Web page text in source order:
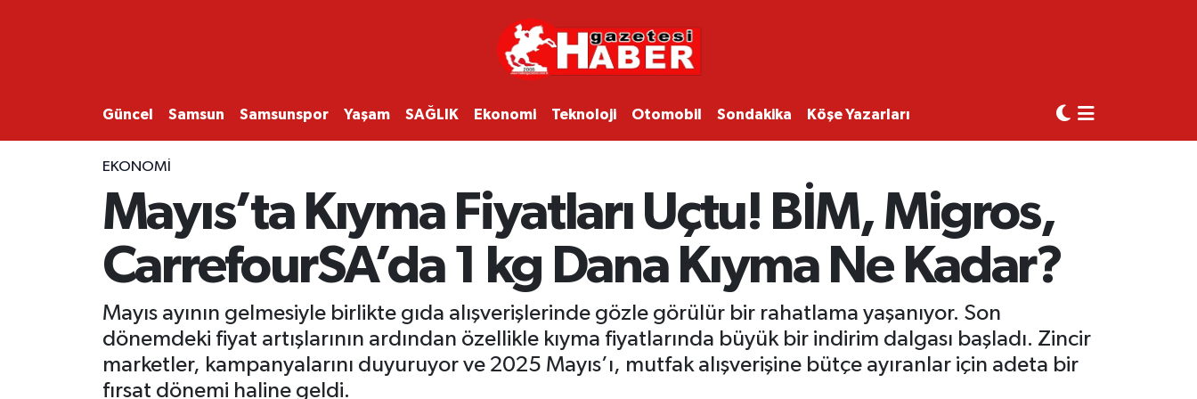
Güncel Samsun Samsunspor Yaşam SAĞLIK Ekonomi Teknoloji Otomobil Sondakika Köşe Yazarları
EKONOMİ
Mayıs’ta Kıyma Fiyatları Uçtu! BİM, Migros,
CarrefourSA’da 1 kg Dana Kıyma Ne Kadar?
Mayıs ayının gelmesiyle birlikte gıda alışverişlerinde gözle görülür bir rahatlama yaşanıyor. Son
dönemdeki fiyat artışlarının ardından özellikle kıyma fiyatlarında büyük bir indirim dalgası başladı. Zincir
marketler, kampanyalarını duyuruyor ve 2025 Mayıs’ı, mutfak alışverişine bütçe ayıranlar için adeta bir
fırsat dönemi haline geldi.
SAMSUN
SAMSUNSPOR
EKONOMİ